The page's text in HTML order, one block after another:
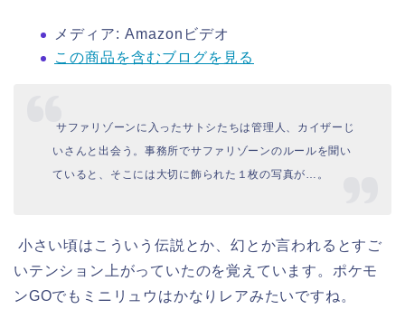
メディア: Amazonビデオ
この商品を含むブログを見る
サファリゾーンに入ったサトシたちは管理人、カイザーじ
いさんと出会う。事務所でサファリゾーンのルールを聞い
ていると、そこには大切に飾られた１枚の写真が…。
小さい頃はこういう伝説とか、幻とか言われるとすご
いテンション上がっていたのを覚えています。ポケモ
ンGOでもミニリュウはかなりレアみたいですね。